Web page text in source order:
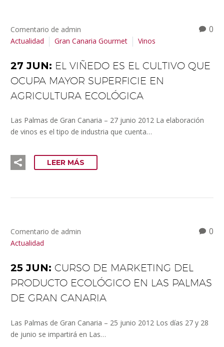
0
Comentario de admin
Actualidad
Gran Canaria Gourmet Vinos
27 JUN: EL VIÑEDO ES EL CULTIVO QUE
OCUPA MAYOR SUPERFICIE EN
AGRICULTURA ECOLÓGICA
Las Palmas de Gran Canaria – 27 junio 2012 La elaboración
de vinos es el tipo de industria que cuenta…
LEER MÁS
0
Comentario de admin
Actualidad
25 JUN: CURSO DE MARKETING DEL
PRODUCTO ECOLÓGICO EN LAS PALMAS
DE GRAN CANARIA
Las Palmas de Gran Canaria – 25 junio 2012 Los días 27 y 28
de junio se impartirá en Las…